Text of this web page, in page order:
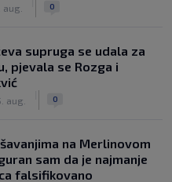
aug. 0
supruga se udala za
pjevala se Rozga i
aug. 0
na Merlinovom
sam da je najmanje
falsifikovano